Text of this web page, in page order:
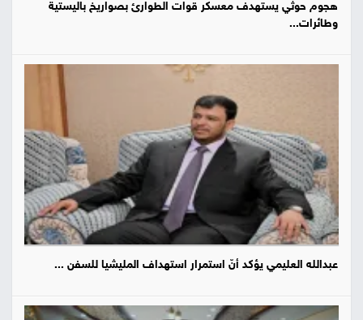
هجوم حوثي يستهدف معسكر قوات الطوارئ بصواريخ باليستية
وطائرات...
عبدالله العليمي يؤكد أنّ استمرار استهداف المليشيا للسفن ...